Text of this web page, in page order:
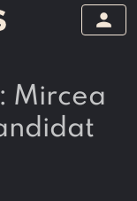
person